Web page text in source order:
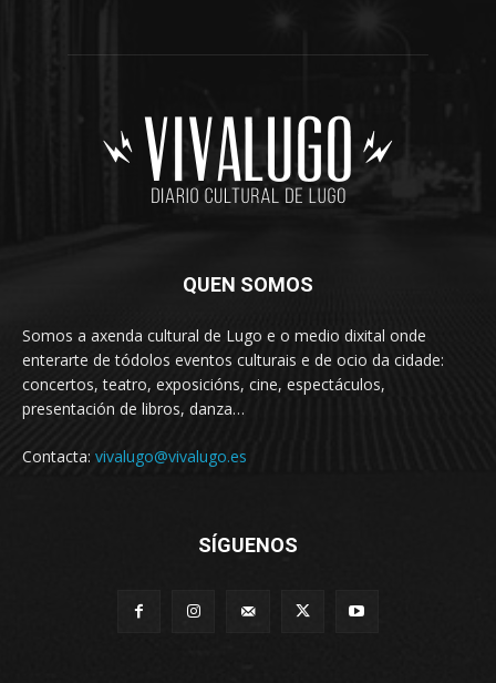
QUEN SOMOS
Somos a axenda cultural de Lugo e o medio dixital onde
enterarte de tódolos eventos culturais e de ocio da cidade:
concertos, teatro, exposicións, cine, espectáculos,
presentación de libros, danza…
Contacta: vivalugo@vivalugo.es
SÍGUENOS